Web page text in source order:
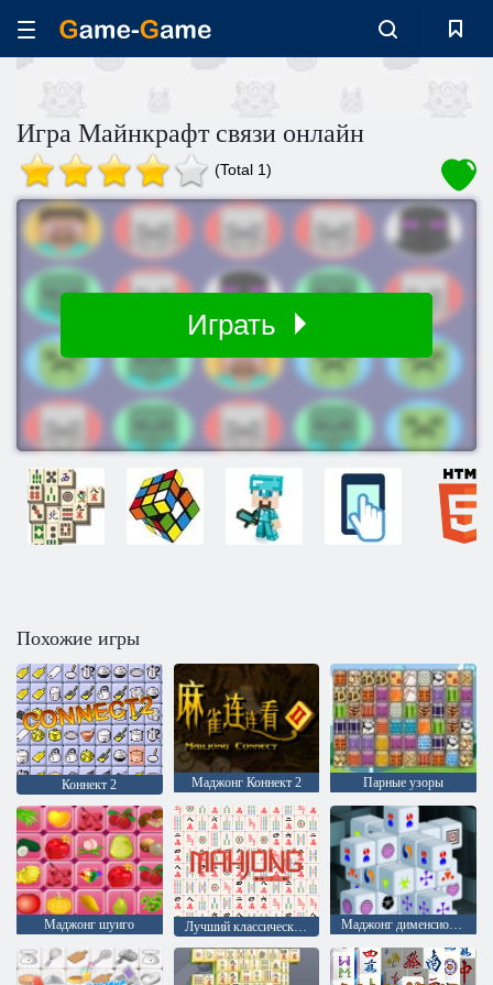
Игра Майнкрафт связи онлайн
(Total 1)
Играть
Похожие игры
Коннект 2 Маджонг Коннект 2 Парные узоры
Маджонг шуиго Лучший классический маджонг Маджонг дименсионс 15 минут